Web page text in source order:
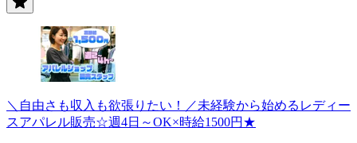
＼自由さも収入も欲張りたい！／未経験から始めるレディー
スアパレル販売☆週4日～OK×時給1500円★